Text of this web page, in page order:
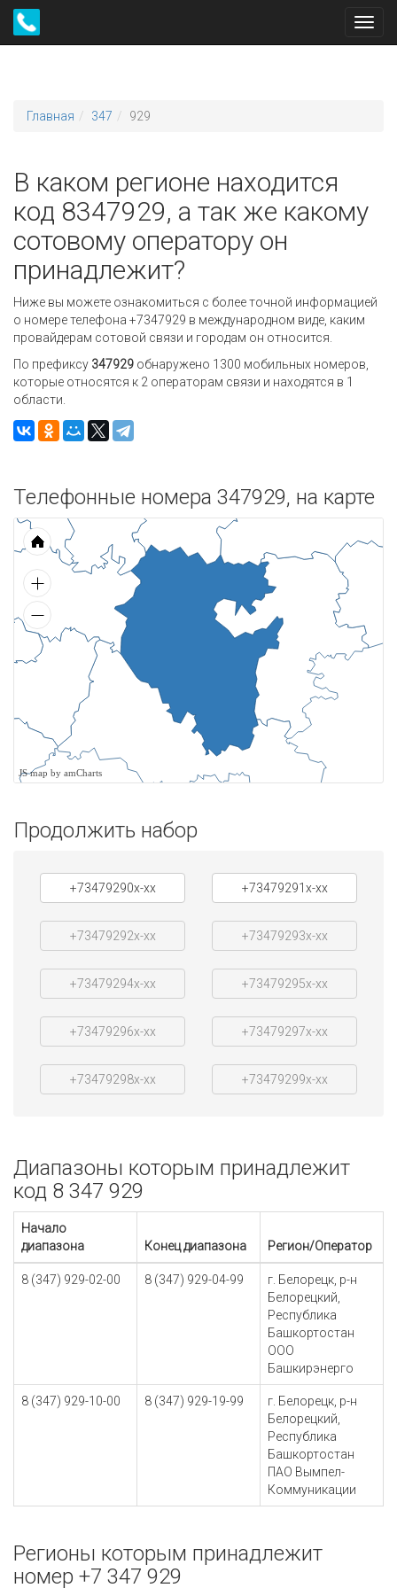
Главная 347 929
В каком регионе находится
код 8347929, а так же какому
сотовому оператору он
принадлежит?
Ниже вы можете ознакомиться с более точной информацией
о номере телефона +7347929 в международном виде, каким
провайдерам сотовой связи и городам он относится.
По префиксу 347929 обнаружено 1300 мобильных номеров,
которые относятся к 2 операторам связи и находятся в 1
области.
Телефонные номера 347929, на карте
JS map by amCharts
Продолжить набор
+73479290x-xx +73479291x-xx
+73479292x-xx +73479293x-xx
+73479294x-xx +73479295x-xx
+73479296x-xx +73479297x-xx
+73479298x-xx +73479299x-xx
Диапазоны которым принадлежит
код 8 347 929
Начало
диапазона
Конец диапазона Регион/Оператор
8 (347) 929-02-00 8 (347) 929-04-99
г. Белорецк, р-н
Белорецкий,
Республика
Башкортостан
ООО
Башкирэнерго
8 (347) 929-10-00 8 (347) 929-19-99
г. Белорецк, р-н
Белорецкий,
Республика
Башкортостан
ПАО Вымпел-
Коммуникации
Регионы которым принадлежит
номер +7 347 929